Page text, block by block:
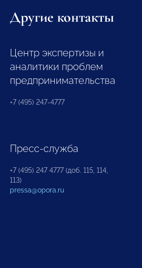
Другие контакты
Центр экспертизы и
аналитики проблем
предпринимательства
+7 (495) 247-4777
Пресс-служба
+7 (495) 247 4777 (доб. 115, 114,
113)
pressa@opora.ru